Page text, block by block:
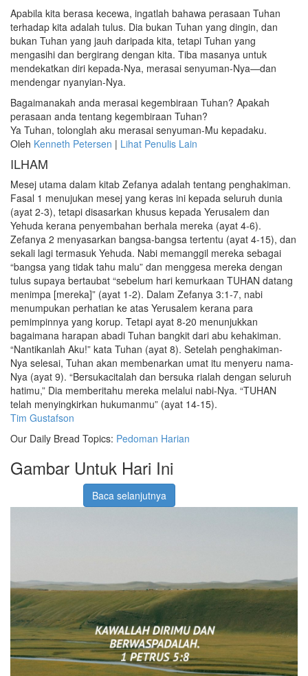
Apabila kita berasa kecewa, ingatlah bahawa perasaan Tuhan
terhadap kita adalah tulus. Dia bukan Tuhan yang dingin, dan
bukan Tuhan yang jauh daripada kita, tetapi Tuhan yang
mengasihi dan bergirang dengan kita. Tiba masanya untuk
mendekatkan diri kepada-Nya, merasai senyuman-Nya—dan
mendengar nyanyian-Nya.
Bagaimanakah anda merasai kegembiraan Tuhan? Apakah
perasaan anda tentang kegembiraan Tuhan?
Ya Tuhan, tolonglah aku merasai senyuman-Mu kepadaku.
Oleh Kenneth Petersen | Lihat Penulis Lain
ILHAM
Mesej utama dalam kitab Zefanya adalah tentang penghakiman.
Fasal 1 menujukan mesej yang keras ini kepada seluruh dunia
(ayat 2-3), tetapi disasarkan khusus kepada Yerusalem dan
Yehuda kerana penyembahan berhala mereka (ayat 4-6).
Zefanya 2 menyasarkan bangsa-bangsa tertentu (ayat 4-15), dan
sekali lagi termasuk Yehuda. Nabi memanggil mereka sebagai
“bangsa yang tidak tahu malu” dan menggesa mereka dengan
tulus supaya bertaubat “sebelum hari kemurkaan TUHAN datang
menimpa [mereka]” (ayat 1-2). Dalam Zefanya 3:1-7, nabi
menumpukan perhatian ke atas Yerusalem kerana para
pemimpinnya yang korup. Tetapi ayat 8-20 menunjukkan
bagaimana harapan abadi Tuhan bangkit dari abu kehakiman.
“Nantikanlah Aku!” kata Tuhan (ayat 8). Setelah penghakiman-
Nya selesai, Tuhan akan membenarkan umat itu menyeru nama-
Nya (ayat 9). “Bersukacitalah dan bersuka rialah dengan seluruh
hatimu,” Dia memberitahu mereka melalui nabi-Nya. “TUHAN
telah menyingkirkan hukumanmu” (ayat 14-15).
Tim Gustafson
Our Daily Bread Topics: Pedoman Harian
Gambar Untuk Hari Ini
Baca selanjutnya